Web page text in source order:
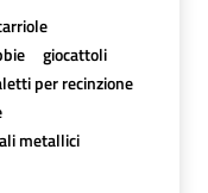
giocattoli
per recinzione
metallici